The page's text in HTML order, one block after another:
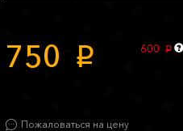
750 p 600 p
Пожаловаться на цену